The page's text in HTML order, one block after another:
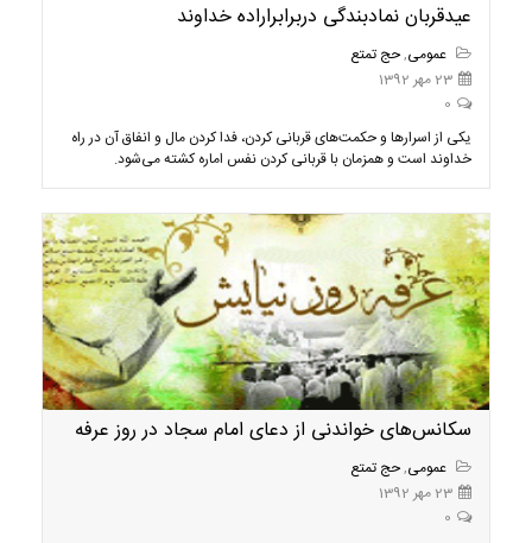
عیدقربان نمادبندگی دربرابراراده خداوند
عمومی,حج تمتع
23 مهر 1392
0
یکی از اسرارها و حکمت‌های قربانی کردن، فدا کردن مال و انفاق آن در راه
خداوند است و همزمان با قربانی کردن نفس اماره کشته می‌شود.
سکانس‌های خواندنی از دعای امام سجاد در روز عرفه
عمومی,حج تمتع
23 مهر 1392
0